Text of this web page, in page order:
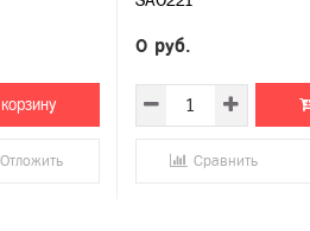
0 руб.
Сравнить